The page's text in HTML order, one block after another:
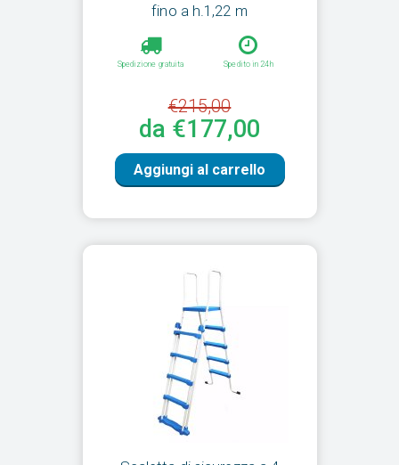
fino a h.1,22 m
Spedizione gratuita Spedito in 24h
€215,00
da €177,00
Aggiungi al carrello